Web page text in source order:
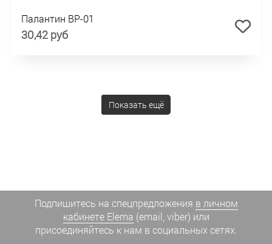
Палантин BP-01
30,42 руб
Показать ещё
Подпишитесь на спецпредложения в личном
кабинете Elema (email, viber) или
присоединяйтесь к нам в социальных сетях.